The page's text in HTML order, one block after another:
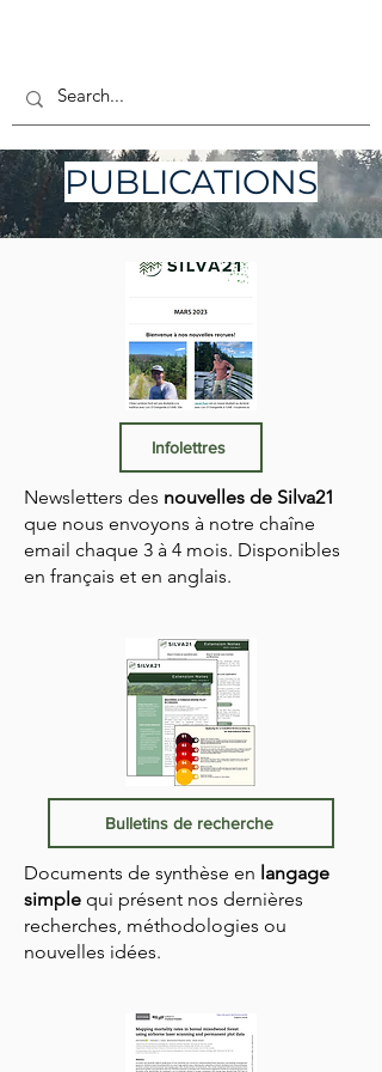
PUBLICATIONS
Infolettres
Newsletters des nouvelles de Silva21
que nous envoyons à notre chaîne
email chaque 3 à 4 mois. Disponibles
en français et en anglais.
Bulletins de recherche
Documents de synthèse en langage
simple qui présent nos dernières
recherches, méthodologies ou
nouvelles idées.